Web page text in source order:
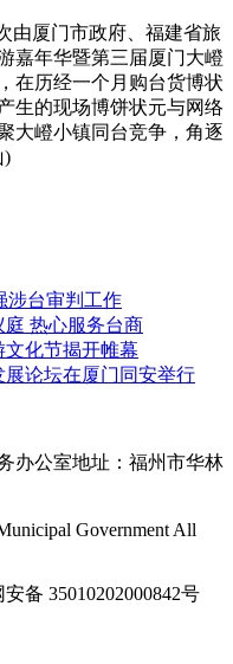
厦门市政府、福建省旅
嘉年华暨第三届厦门大嶝
在历经一个月购台货博状
生的现场博饼状元与网络
大嶝小镇同台竞争，角逐
)
涉台审判工作
热心服务台商
化节揭开帷幕
论坛在厦门同安举行
办公室地址：福州市华林
Government All
备 35010202000842号